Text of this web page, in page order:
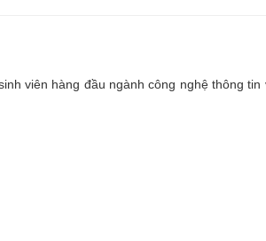
viên hàng đầu ngành công nghệ thông tin